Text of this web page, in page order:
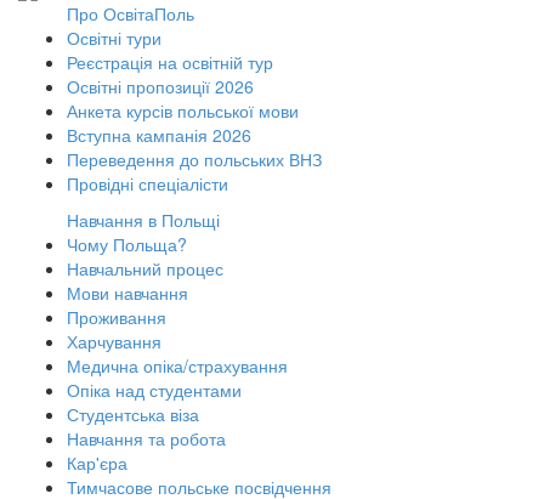
Про ОсвітаПоль
Освітні тури
Реєстрація на освітній тур
Освітні пропозиції 2026
Анкета курсів польської мови
Вступна кампанія 2026
Переведення до польських ВНЗ
Провідні спеціалісти
Навчання в Польщі
Чому Польща?
Навчальний процес
Мови навчання
Проживання
Харчування
Медична опіка/страхування
Опіка над студентами
Студентська віза
Навчання та робота
Кар'єра
Тимчасове польське посвідчення